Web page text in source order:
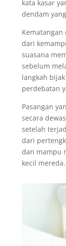
kata kasar
dendam
dari
suasana
sebelum
langkah
perdebatan
Pasangan
secara
setelah
dari
dan mampu
kecil mereda.